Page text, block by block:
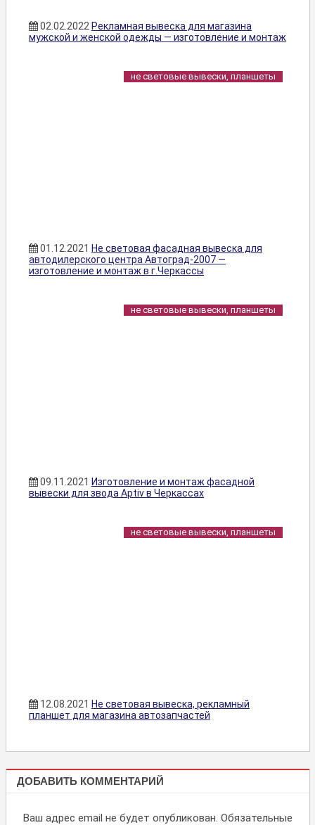
02.02.2022 Рекламная вывеска для магазина
мужской и женской одежды — изготовление и монтаж
не световые вывески, планшеты
01.12.2021 Не световая фасадная вывеска для
автодилерского центра Автоград-2007 —
изготовление и монтаж в г.Черкассы
не световые вывески, планшеты
09.11.2021 Изготовление и монтаж фасадной
вывески для звода Aptiv в Черкассах
не световые вывески, планшеты
12.08.2021 Не световая вывеска, рекламный
планшет для магазина автозапчастей
НЕ
СВЕТОВЫЕ
ПЛАНШЕТЫ
ДОБАВИТЬ КОММЕНТАРИЙ
Ваш адрес email не будет опубликован. Обязательные